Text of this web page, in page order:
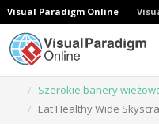
Visual Paradigm Online
Szerokie banery
Eat Healthy Wide